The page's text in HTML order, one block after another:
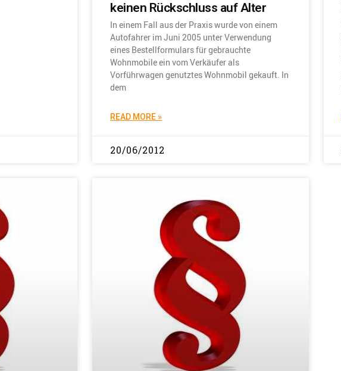
keinen Rückschluss auf Alter
In einem Fall aus der Praxis wurde von einem
Autofahrer im Juni 2005 unter Verwendung
eines Bestellformulars für gebrauchte
Wohnmobile ein vom Verkäufer als
Vorführwagen genutztes Wohnmobil gekauft. In
dem
READ MORE »
20/06/2012